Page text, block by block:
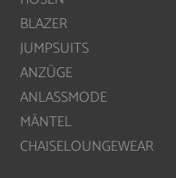
BLAZER
JUMPSUITS
ANZÜGE
ANLASSMODE
MÄNTEL
CHAISELOUNGEWEAR